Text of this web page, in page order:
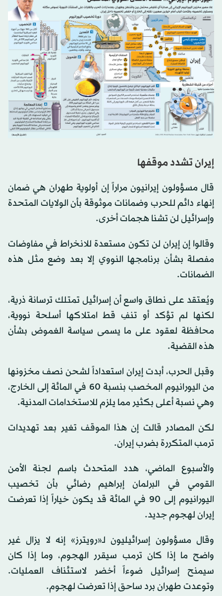
إيران تشدد موقفها
قال مسؤولون إيرانيون مراراً إن أولوية طهران هي ضمان
إنهاء دائم للحرب وضمانات موثوقة بأن الولايات المتحدة
وإسرائيل لن تشنا هجمات أخرى.
وقالوا إن إيران لن تكون مستعدة للانخراط في مفاوضات
مفصلة بشأن برنامجها النووي إلا بعد وضع مثل هذه
الضمانات.
ويُعتقد على نطاق واسع أن إسرائيل تمتلك ترسانة ذرية،
لكنها لم تؤكد أو تنفِ قط امتلاكها أسلحة نووية،
محافظة لعقود على ما يسمى سياسة الغموض بشأن
هذه القضية.
وقبل الحرب، أبدت إيران استعداداً لشحن نصف مخزونها
من اليورانيوم المخصب بنسبة 60 في المائة إلى الخارج،
وهي نسبة أعلى بكثير مما يلزم للاستخدامات المدنية.
لكن المصادر قالت إن هذا الموقف تغير بعد تهديدات
ترمب المتكررة بضرب إيران.
والأسبوع الماضي، هدد المتحدث باسم لجنة الأمن
القومي في البرلمان إبراهيم رضائي بأن تخصيب
اليورانيوم إلى 90 في المائة قد يكون خياراً إذا تعرضت
إيران لهجوم جديد.
وقال مسؤولون إسرائيليون لـ«رويترز» إنه لا يزال غير
واضح ما إذا كان ترمب سيقرر الهجوم، وما إذا كان
سيمنح إسرائيل ضوءاً أخضر لاستئناف العمليات.
وتوعدت طهران برد ساحق إذا تعرضت لهجوم.